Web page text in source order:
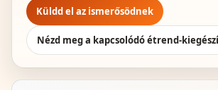
Küldd el az ismerősödnek
Nézd meg a kapcsolódó étrend-